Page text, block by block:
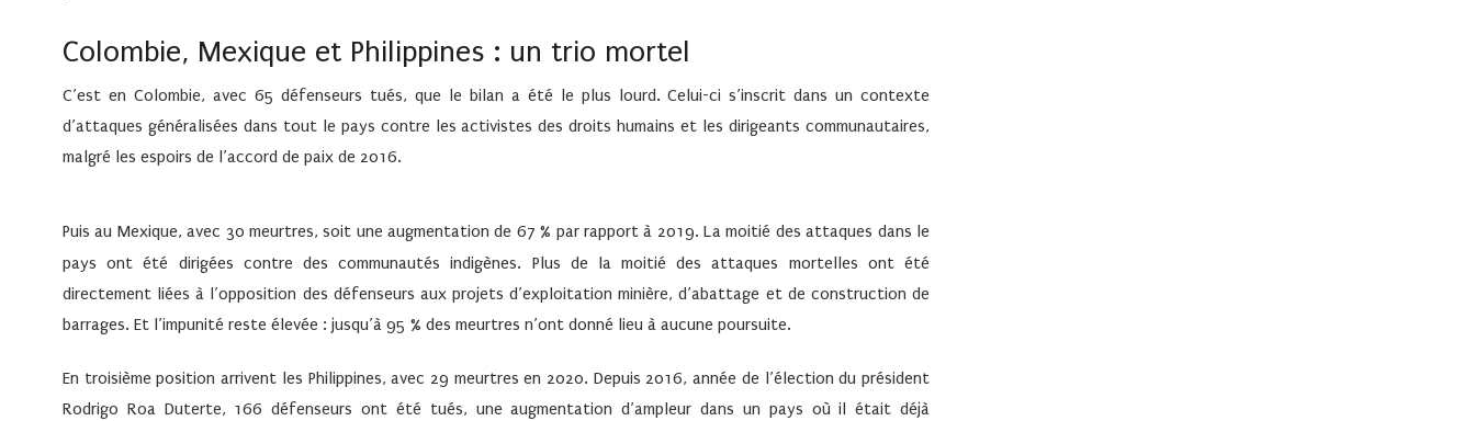
Colombie, Mexique et Philippines : un trio mortel
C’est en Colombie, avec 65 défenseurs tués, que le bilan a été le plus lourd. Celui-ci s’inscrit dans un contexte
d’attaques généralisées dans tout le pays contre les activistes des droits humains et les dirigeants communautaires,
malgré les espoirs de l’accord de paix de 2016.
Puis au Mexique, avec 30 meurtres, soit une augmentation de 67 % par rapport à 2019. La moitié des attaques dans le
pays ont été dirigées contre des communautés indigènes. Plus de la moitié des attaques mortelles ont été
directement liées à l’opposition des défenseurs aux projets d’exploitation minière, d’abattage et de construction de
barrages. Et l’impunité reste élevée : jusqu’à 95 % des meurtres n’ont donné lieu à aucune poursuite.
En troisième position arrivent les Philippines, avec 29 meurtres en 2020. Depuis 2016, année de l’élection du président
Rodrigo Roa Duterte, 166 défenseurs ont été tués, une augmentation d’ampleur dans un pays où il était déjà